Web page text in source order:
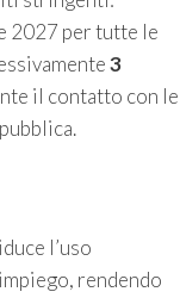
2027 per tutte le
3
il contatto con le
l’uso
rendendo